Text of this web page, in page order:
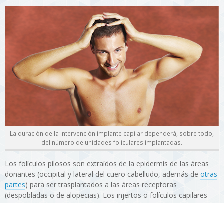
La duración de la intervención implante capilar dependerá, sobre todo,
del número de unidades foliculares implantadas.
Los folículos pilosos son extraídos de la epidermis de las áreas
donantes (occipital y lateral del cuero cabelludo, además de otras
partes) para ser trasplantados a las áreas receptoras
(despobladas o de alopecias). Los injertos o folículos capilares